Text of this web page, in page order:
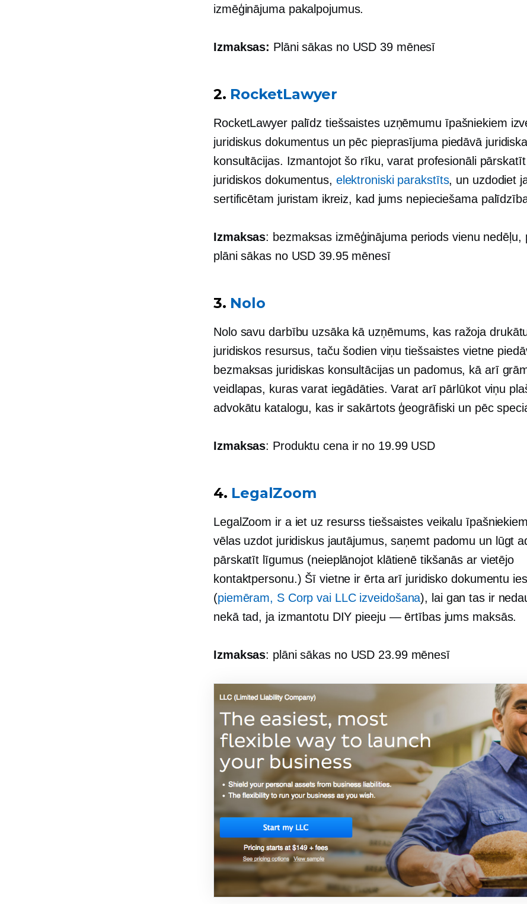
izmēģinājuma pakalpojumus.
Izmaksas: Plāni sākas no USD 39 mēnesī
2. RocketLawyer
RocketLawyer palīdz tiešsaistes uzņēmumu īpašniekiem
juridiskus dokumentus un pēc pieprasījuma piedāvā
konsultācijas. Izmantojot šo rīku, varat profesionāli
juridiskos dokumentus, elektroniski parakstīts, un uzdodiet
sertificētam juristam ikreiz, kad jums nepieciešama
Izmaksas: bezmaksas izmēģinājuma periods vienu nedēļu,
plāni sākas no USD 39.95 mēnesī
3. Nolo
Nolo savu darbību uzsāka kā uzņēmums, kas ražoja
juridiskos resursus, taču šodien viņu tiešsaistes vietne
bezmaksas juridiskas konsultācijas un padomus, kā arī
veidlapas, kuras varat iegādāties. Varat arī pārlūkot viņu
advokātu katalogu, kas ir sakārtots ģeogrāfiski un pēc
Izmaksas: Produktu cena ir no 19.99 USD
4. LegalZoom
LegalZoom ir a iet uz resurss tiešsaistes veikalu
vēlas uzdot juridiskus jautājumus, saņemt padomu un lūgt
pārskatīt līgumus (neieplānojot klātienē tikšanās ar vietējo
kontaktpersonu.) Šī vietne ir ērta arī juridisko dokumentu
(piemēram, S Corp vai LLC izveidošana), lai gan tas ir
nekā tad, ja izmantotu DIY pieeju — ērtības jums maksās.
Izmaksas: plāni sākas no USD 23.99 mēnesī